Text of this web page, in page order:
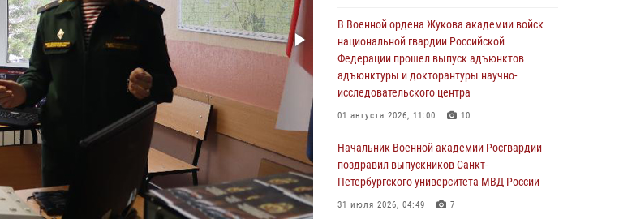
Военная академия информирует!
23 июля 2026, 04:51
Курсант Военной академии войск
национальной гвардии принял участие в
профориентационной встрече в Иверском
22 июля 2026, 09:41 6
Мастер‑класс по стрельбе: точность, тактика,
профессионализм
В Военной ордена Жукова академии войск
национальной гвардии Российской
Федерации прошел выпуск адъюнктов
адъюнктуры и докторантуры научно-
исследовательского центра
01 августа 2026, 11:00 10
Начальник Военной академии Росгвардии
поздравил выпускников Санкт-
Петербургского университета МВД России
31 июля 2026, 04:49 7